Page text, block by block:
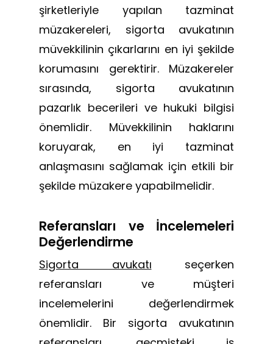
şirketleriyle yapılan tazminat
müzakereleri, sigorta avukatının
müvekkilinin çıkarlarını en iyi şekilde
korumasını gerektirir. Müzakereler
sırasında, sigorta avukatının
pazarlık becerileri ve hukuki bilgisi
önemlidir. Müvekkilinin haklarını
koruyarak, en iyi tazminat
anlaşmasını sağlamak için etkili bir
şekilde müzakere yapabilmelidir.
Referansları ve İncelemeleri
Değerlendirme
Sigorta avukatı seçerken
referansları ve müşteri
incelemelerini değerlendirmek
önemlidir. Bir sigorta avukatının